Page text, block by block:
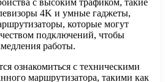
4K и умные гаджеты,
которые могут
подключений, чтобы
работы.
ознакомиться с техническими
маршрутизатора, такими как